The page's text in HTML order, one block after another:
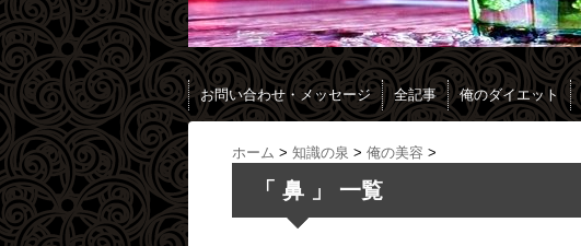
お問い合わせ・メッセージ 全記事 俺のダイエット
ホーム > 知識の泉 > 俺の美容 >
「 鼻 」 一覧